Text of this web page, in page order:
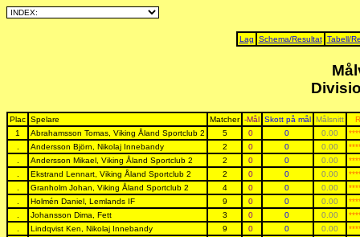
Lag Schema/Resultat Tabell/
Plac Spelare Matcher -Mål Skott på mål Målsnitt
1
Abrahamsson Tomas, Viking Åland Sportclub 2 5 0 0 0.00
.
Andersson Björn, Nikolaj Innebandy 2 0 0 0.00
.
Andersson Mikael, Viking Åland Sportclub 2 2 0 0 0.00
.
Ekstrand Lennart, Viking Åland Sportclub 2 2 0 0 0.00
.
Granholm Johan, Viking Åland Sportclub 2 4 0 0 0.00
.
Holmén Daniel, Lemlands IF 9 0 0 0.00
.
Johansson Dima, Fett 3 0 0 0.00
.
Lindqvist Ken, Nikolaj Innebandy 9 0 0 0.00